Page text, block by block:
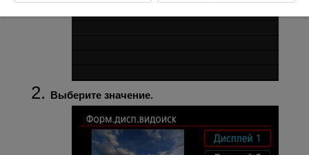
Выберите значение.